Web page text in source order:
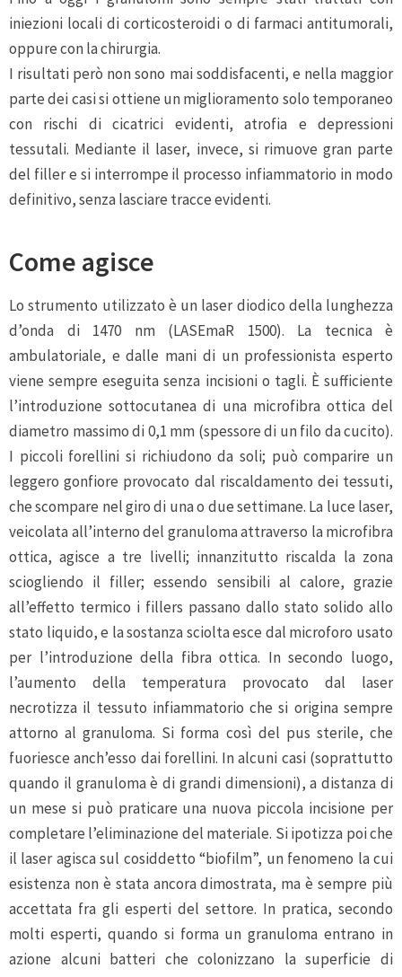
iniezioni locali di corticosteroidi o di farmaci antitumorali,
oppure con la chirurgia.
I risultati però non sono mai soddisfacenti, e nella maggior
parte dei casi si ottiene un miglioramento solo temporaneo
con rischi di cicatrici evidenti, atrofia e depressioni
tessutali. Mediante il laser, invece, si rimuove gran parte
del filler e si interrompe il processo infiammatorio in modo
definitivo, senza lasciare tracce evidenti.
Come agisce
Lo strumento utilizzato è un laser diodico della lunghezza
d’onda di 1470 nm (LASEmaR 1500). La tecnica è
ambulatoriale, e dalle mani di un professionista esperto
viene sempre eseguita senza incisioni o tagli. È sufficiente
l’introduzione sottocutanea di una microfibra ottica del
diametro massimo di 0,1 mm (spessore di un filo da cucito).
I piccoli forellini si richiudono da soli; può comparire un
leggero gonfiore provocato dal riscaldamento dei tessuti,
che scompare nel giro di una o due settimane. La luce laser,
veicolata all’interno del granuloma attraverso la microfibra
ottica, agisce a tre livelli; innanzitutto riscalda la zona
sciogliendo il filler; essendo sensibili al calore, grazie
all’effetto termico i fillers passano dallo stato solido allo
stato liquido, e la sostanza sciolta esce dal microforo usato
per l’introduzione della fibra ottica. In secondo luogo,
l’aumento della temperatura provocato dal laser
necrotizza il tessuto infiammatorio che si origina sempre
attorno al granuloma. Si forma così del pus sterile, che
fuoriesce anch’esso dai forellini. In alcuni casi (soprattutto
quando il granuloma è di grandi dimensioni), a distanza di
un mese si può praticare una nuova piccola incisione per
completare l’eliminazione del materiale. Si ipotizza poi che
il laser agisca sul cosiddetto “biofilm”, un fenomeno la cui
esistenza non è stata ancora dimostrata, ma è sempre più
accettata fra gli esperti del settore. In pratica, secondo
molti esperti, quando si forma un granuloma entrano in
azione alcuni batteri che colonizzano la superficie di